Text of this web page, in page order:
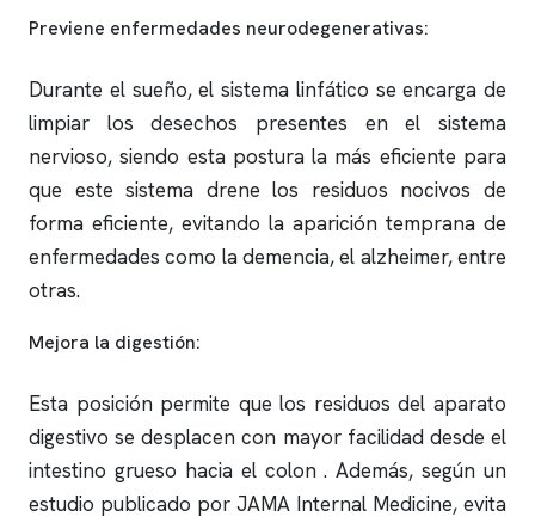
Previene enfermedades neurodegenerativas:
Durante el sueño, el sistema linfático se encarga de
limpiar los desechos presentes en el sistema
nervioso, siendo esta postura la más eficiente para
que este sistema drene los residuos nocivos de
forma eficiente, evitando la aparición temprana de
enfermedades como la demencia, el alzheimer, entre
otras.
Mejora la digestión:
Esta posición permite que los residuos del aparato
digestivo se desplacen con mayor facilidad desde el
intestino grueso hacia el colon . Además, según un
estudio publicado por JAMA Internal Medicine, evita